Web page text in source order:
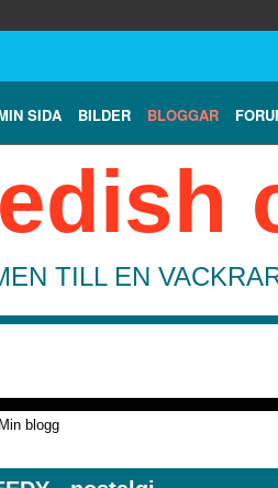
SIDA BILDER BLOGGAR
TILL EN
Min blogg